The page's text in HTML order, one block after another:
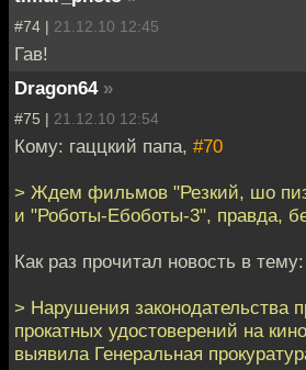
#74 | 21.12.10 12:45
Гав!
Dragon64 »
#75 | 21.12.10 12:54
Кому: гаццкий папа, #70
> Ждем фильмов "Резкий, шо
и "Роботы-Ебоботы-3", правда,
Как раз прочитал новость в тему:
> Нарушения законодательства
прокатных удостоверений на
выявила Генеральная